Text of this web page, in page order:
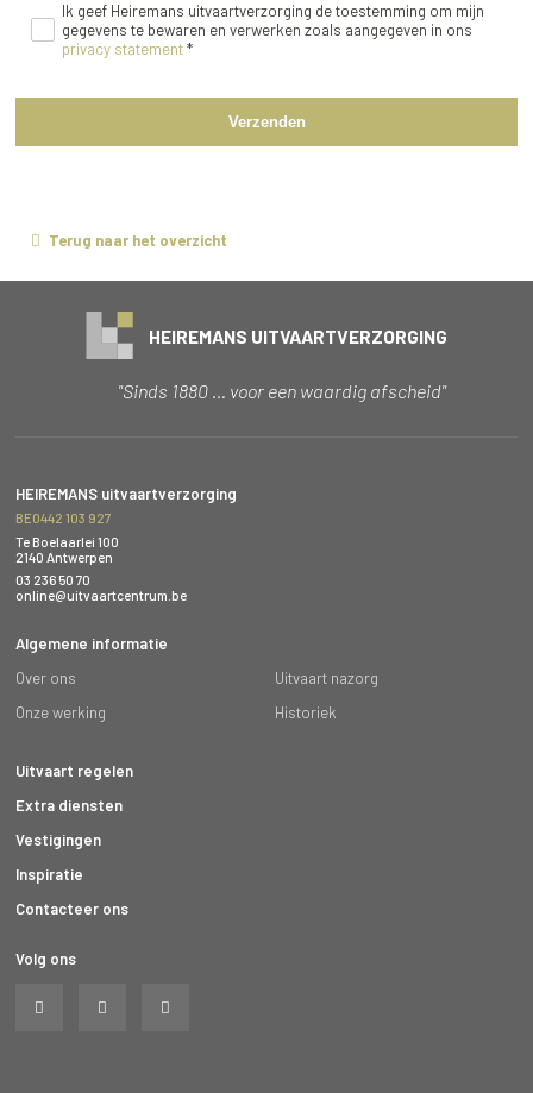
Ik geef Heiremans uitvaartverzorging de toestemming om mijn
gegevens te bewaren en verwerken zoals aangegeven in ons
privacy statement*
Verzenden
Terug naar het overzicht
HEIREMANS UITVAARTVERZORGING
"Sinds 1880 … voor een waardig afscheid"
HEIREMANS uitvaartverzorging
BE0442 103 927
Te Boelaarlei 100
2140 Antwerpen
03 236 50 70
online@uitvaartcentrum.be
Algemene informatie
Over ons
Uitvaart nazorg
Onze werking
Historiek
Uitvaart regelen
Extra diensten
Vestigingen
Inspiratie
Contacteer ons
Volg ons